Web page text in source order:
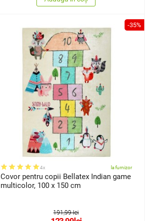
-35%
4x la furnizor
Covor pentru copii Bellatex Indian game
multicolor, 100 x 150 cm
191,99 lei